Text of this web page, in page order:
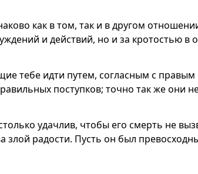
как в том, так и в другом
и действий, но и за кротостью в
тебе идти путем, согласным с правым
поступков; точно так же они
удачлив, чтобы его смерть не
злой радости. Пусть он был